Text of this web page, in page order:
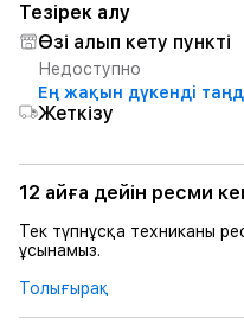
Тезірек алу
Өзі алып кету пункті
Недоступно
Ең жақын дүкенді
Жеткізу
12 айға дейін ресми
Тек түпнұсқа техниканы
ұсынамыз.
Толығырақ